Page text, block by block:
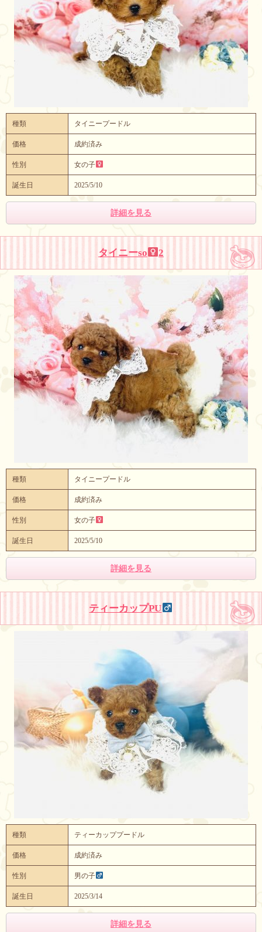
種類 タイニープードル
価格 成約済み
性別 女の子
誕生日 2025/5/10
詳細を見る
タイニーso 2
種類 タイニープードル
価格 成約済み
性別 女の子
誕生日 2025/5/10
詳細を見る
ティーカップPU
種類 ティーカッププードル
価格 成約済み
性別 男の子
誕生日 2025/3/14
詳細を見る